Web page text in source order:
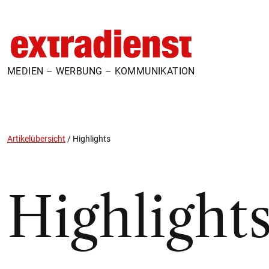
MEDIEN – WERBUNG – KOMMUNIKATION
Artikelübersicht / Highlights